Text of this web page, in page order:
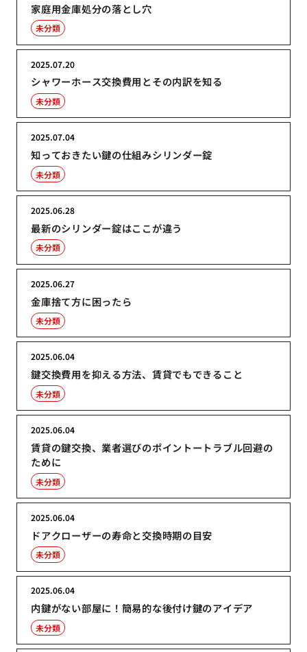
家庭用金庫処分の落とし穴
未分類
シャワーホース交換費用とその内訳を知る
2025.07.20
未分類
知っておきたい鍵の仕組みシリンダー錠
2025.07.04
未分類
最新のシリンダー錠はここが違う
2025.06.28
未分類
金庫捨て方に困ったら
2025.06.27
未分類
鍵交換費用を抑える方法、賃貸でもできること
2025.06.04
未分類
賃貸の鍵交換、業者選びのポイントートラブル回避の
ために
2025.06.04
未分類
ドアクローザーの寿命と交換時期の目安
2025.06.04
未分類
内鍵がない部屋に！簡易的な後付け鍵のアイデア
2025.06.04
未分類